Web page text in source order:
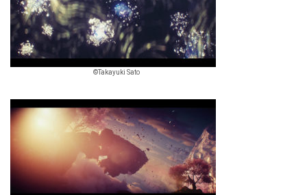
©Takayuki Sato